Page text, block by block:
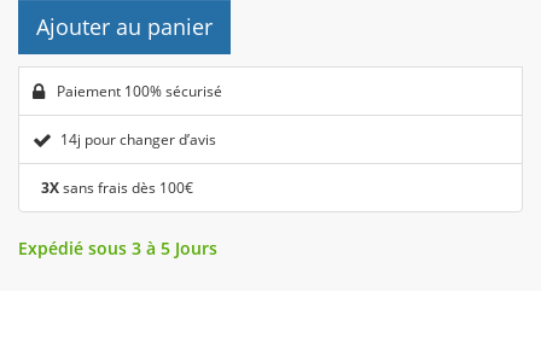
Ajouter au panier
Paiement 100% sécurisé
14j pour changer d’avis
3Xsans frais dès 100€
Expédié sous 3 à 5 Jours